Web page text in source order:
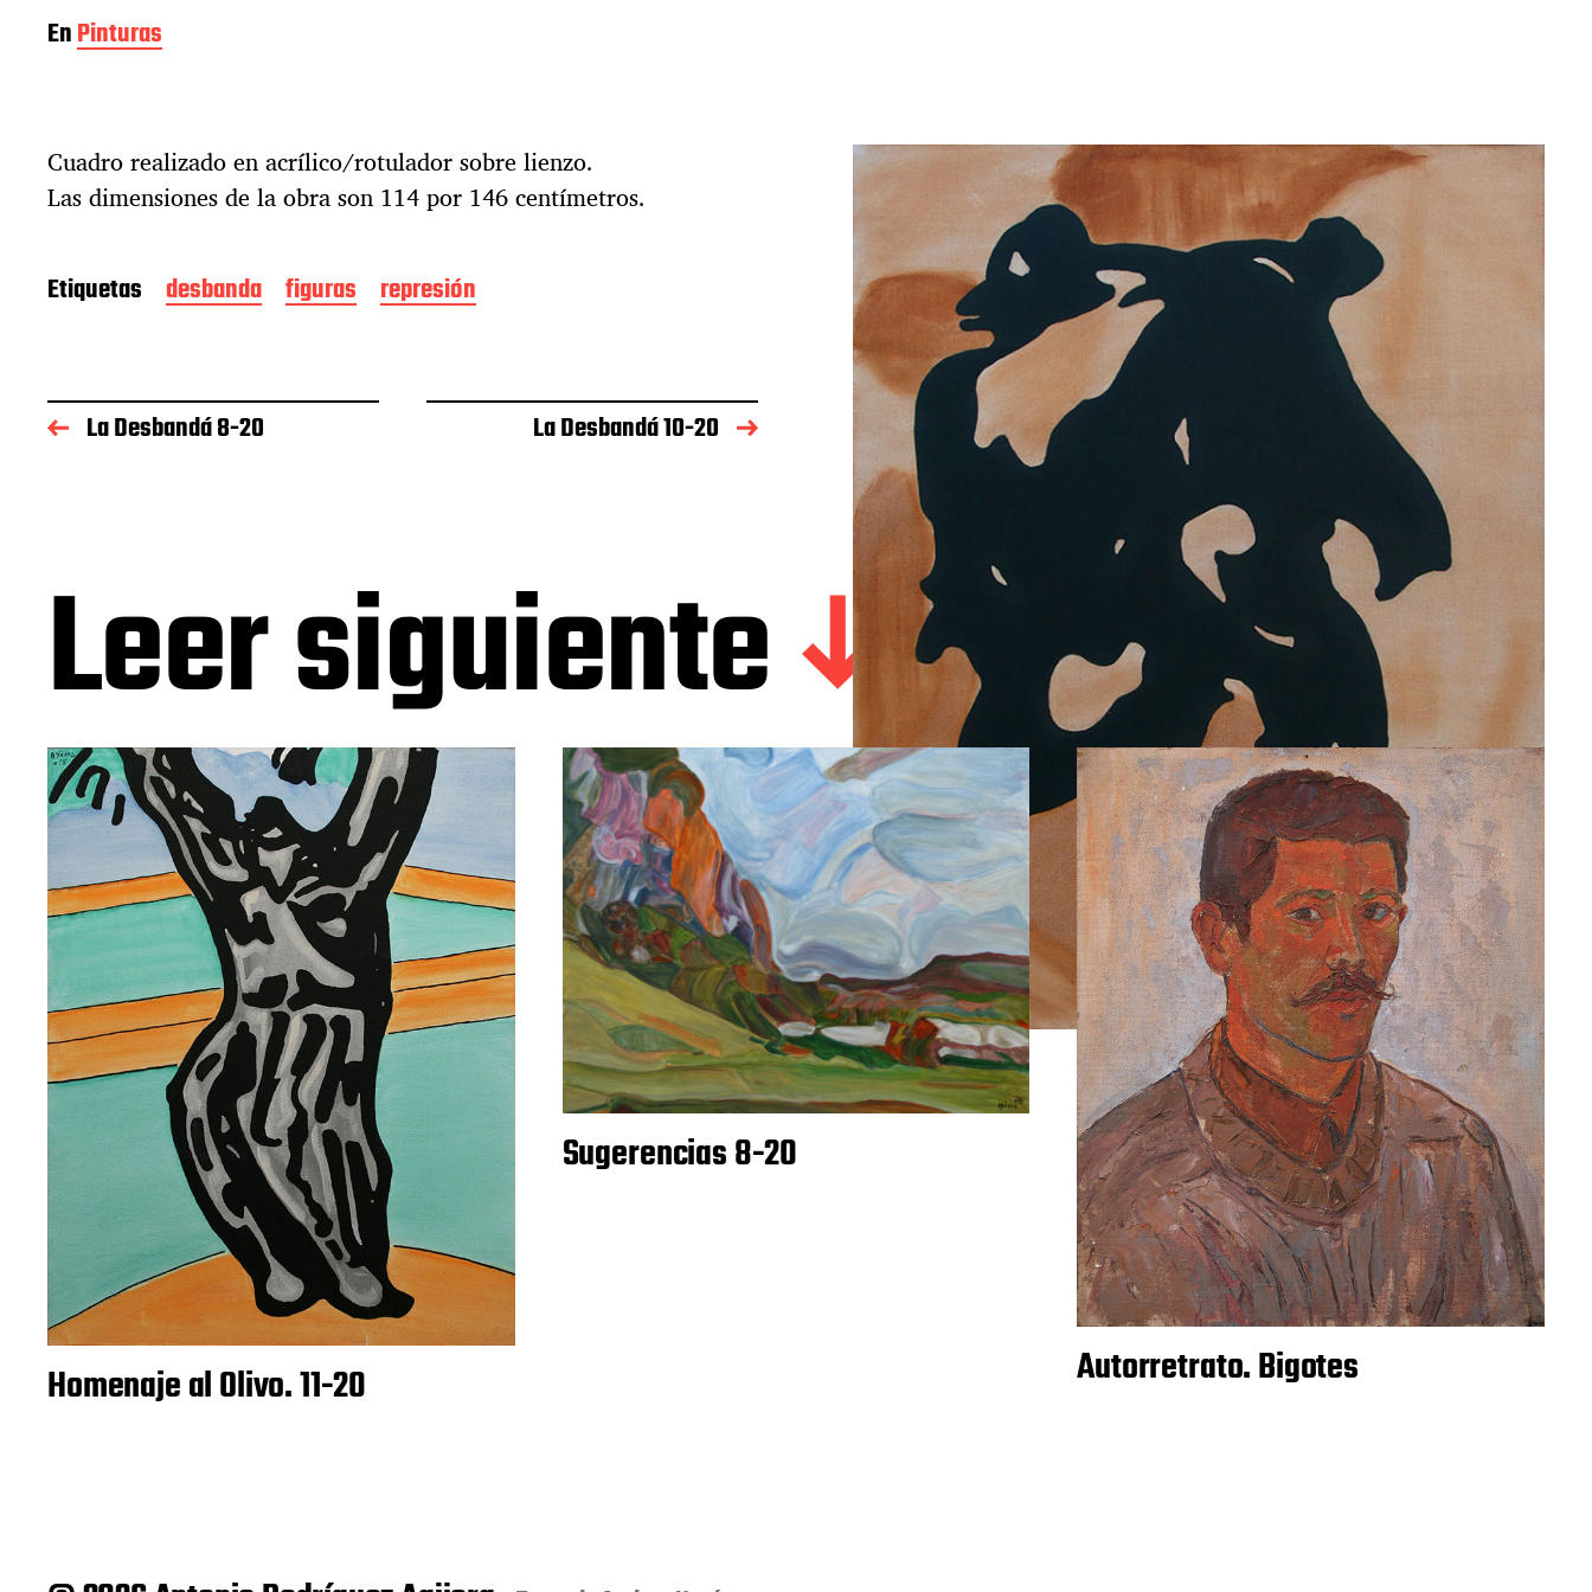
EnPinturas
Cuadro realizado en acrílico/rotulador sobre lienzo.
Las dimensiones de la obra son 114 por 146 centímetros.
Etiquetas desbanda figuras represión
La Desbandá 8-20 La Desbandá 10-20
Leer siguiente
Homenaje al Olivo. 11-20
Sugerencias 8-20
Autorretrato. Bigotes